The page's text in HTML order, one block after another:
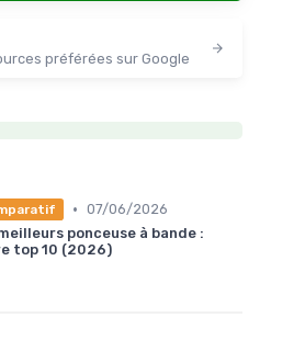
préférées sur Google
• 07/06/2026
ponceuse à bande :
top 10 (2026)